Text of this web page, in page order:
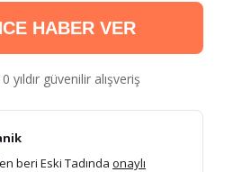
HABER VER
yıldır güvenilir alışveriş
beri Eski Tadında onaylı